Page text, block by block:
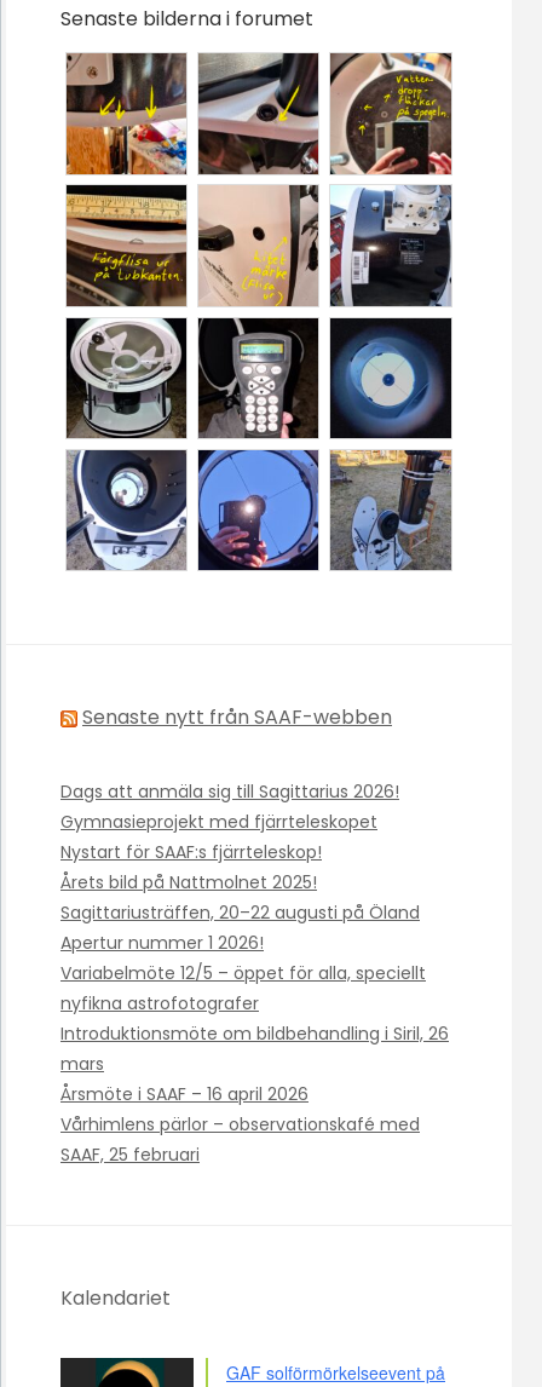
Senaste bilderna i forumet
Senaste nytt från SAAF-webben
Dags att anmäla sig till Sagittarius 2026!
Gymnasieprojekt med fjärrteleskopet
Nystart för SAAF:s fjärrteleskop!
Årets bild på Nattmolnet 2025!
Sagittariusträffen, 20–22 augusti på Öland
Apertur nummer 1 2026!
Variabelmöte 12/5 – öppet för alla, speciellt
nyfikna astrofotografer
Introduktionsmöte om bildbehandling i Siril, 26
mars
Årsmöte i SAAF – 16 april 2026
Vårhimlens pärlor – observationskafé med
SAAF, 25 februari
Kalendariet
GAF solförmörkelseevent på